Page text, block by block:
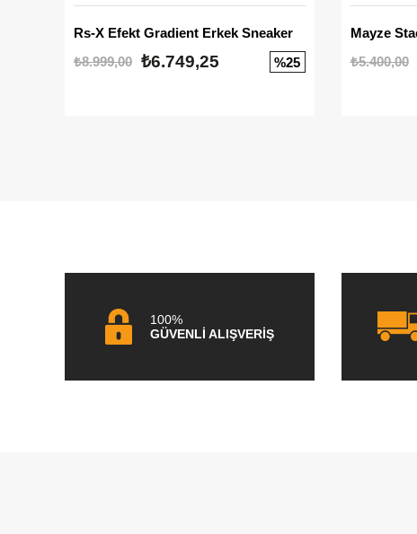
Rs-X Efekt Gradient Erkek Sneaker
₺8.999,00 ₺6.749,25 %25
₺5.400,00
100%
GÜVENLİ ALIŞVERİŞ